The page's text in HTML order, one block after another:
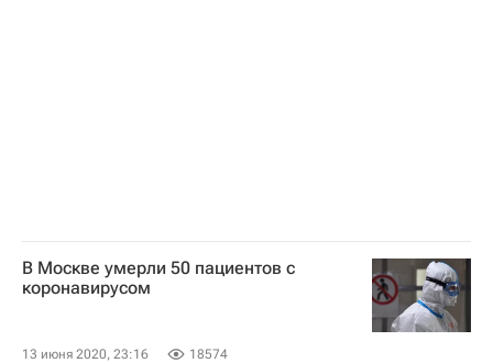
В Москве умерли 50 пациентов с
коронавирусом
13 июня 2020, 23:16 18574